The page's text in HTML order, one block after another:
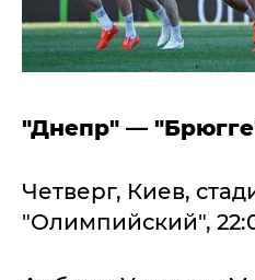
"Днепр" —
Четверг, Киев,
"Олимпийский",